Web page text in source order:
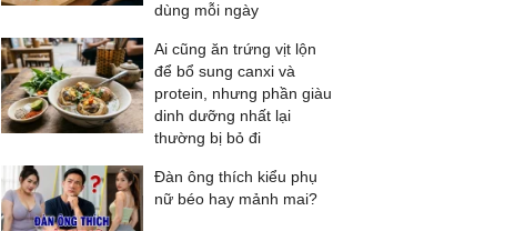
dùng mỗi ngày
Ai cũng ăn trứng vịt lộn
để bổ sung canxi và
protein, nhưng phần giàu
dinh dưỡng nhất lại
thường bị bỏ đi
Đàn ông thích kiểu phụ
nữ béo hay mảnh mai?